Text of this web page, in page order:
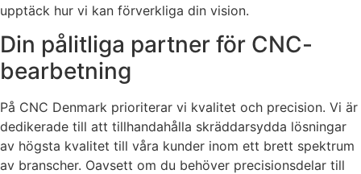
upptäck hur vi kan förverkliga din vision.
Din pålitliga partner för CNC-
bearbetning
På CNC Denmark prioriterar vi kvalitet och precision. Vi är
dedikerade till att tillhandahålla skräddarsydda lösningar
av högsta kvalitet till våra kunder inom ett brett spektrum
av branscher. Oavsett om du behöver precisionsdelar till